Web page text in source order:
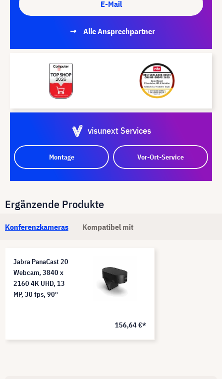
E-Mail
Alle Ansprechpartner
visunext Services
Montage Vor-Ort-Service
Ergänzende Produkte
Konferenzkameras Kompatibel mit
Jabra PanaCast 20
Webcam, 3840 x
2160 4K UHD, 13
MP, 30 fps, 90°
156,64 €*